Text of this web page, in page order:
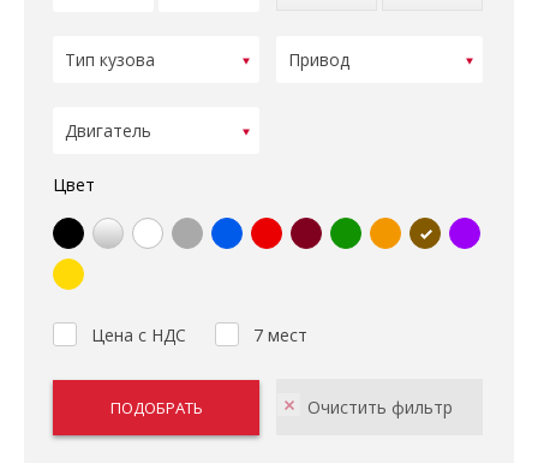
Цвет
Цена с НДС 7 мест